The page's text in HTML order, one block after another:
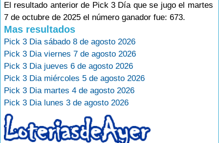
El resultado anterior de Pick 3 Día que se jugo el martes
7 de octubre de 2025 el número ganador fue: 673.
Mas resultados
Pick 3 Dia sábado 8 de agosto 2026
Pick 3 Dia viernes 7 de agosto 2026
Pick 3 Dia jueves 6 de agosto 2026
Pick 3 Dia miércoles 5 de agosto 2026
Pick 3 Dia martes 4 de agosto 2026
Pick 3 Dia lunes 3 de agosto 2026